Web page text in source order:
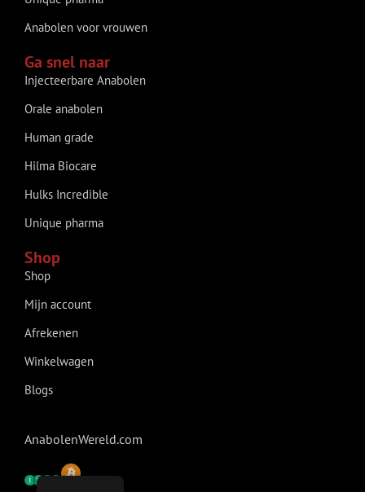
Anabolen voor vrouwen
Ga snel naar
Injecteerbare Anabolen
Orale anabolen
Human grade
Hilma Biocare
Hulks Incredible
Unique pharma
Shop
Shop
Mijn account
Afrekenen
Winkelwagen
Blogs
AnabolenWereld.com